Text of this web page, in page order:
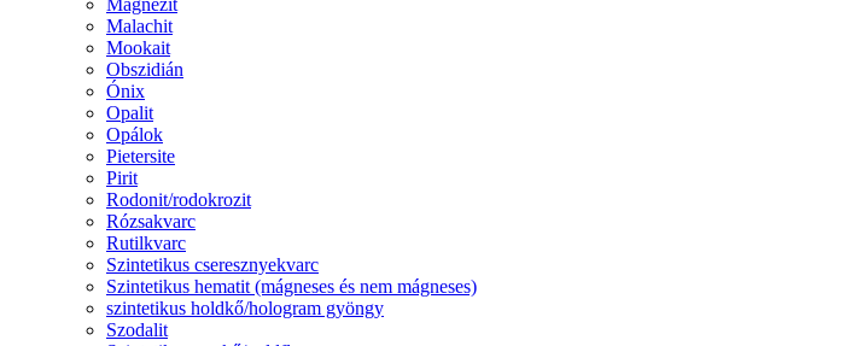
Magnezit
Malachit
Mookait
Obszidián
Ónix
Opalit
Opálok
Pietersite
Pirit
Rodonit/rodokrozit
Rózsakvarc
Rutilkvarc
Szintetikus cseresznyekvarc
Szintetikus hematit (mágneses és nem mágneses)
szintetikus holdkő/hologram gyöngy
Szodalit